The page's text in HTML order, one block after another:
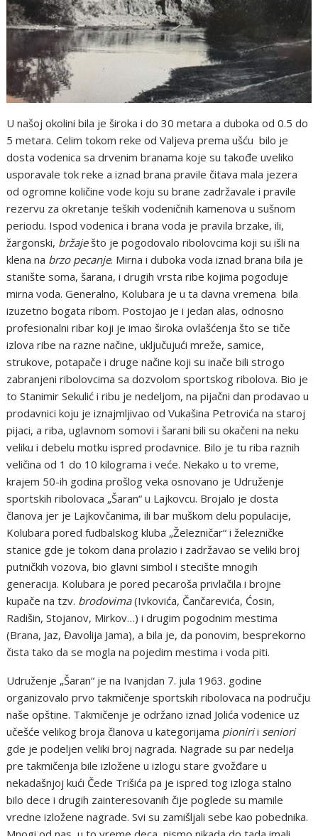
U našoj okolini bila je široka i do 30 metara a duboka od 0.5 do
5 metara. Celim tokom reke od Valjeva prema ušću bilo je
dosta vodenica sa drvenim branama koje su takođe uveliko
usporavale tok reke a iznad brana pravile čitava mala jezera
od ogromne količine vode koju su brane zadržavale i pravile
rezervu za okretanje teških vodeničnih kamenova u sušnom
periodu. Ispod vodenica i brana voda je pravila brzake, ili,
žargonski, bržaješto je pogodovalo ribolovcima koji su išli na
klena na brzo pecanje. Mirna i duboka voda iznad brana bila je
stanište soma, šarana, i drugih vrsta ribe kojima pogoduje
mirna voda. Generalno, Kolubara je u ta davna vremena bila
izuzetno bogata ribom. Postojao je i jedan alas, odnosno
profesionalni ribar koji je imao široka ovlašćenja što se tiče
izlova ribe na razne načine, uključujući mreže, samice,
strukove, potapače i druge načine koji su inače bili strogo
zabranjeni ribolovcima sa dozvolom sportskog ribolova. Bio je
to Stanimir Sekulić i ribu je nedeljom, na pijačni dan prodavao u
prodavnici koju je iznajmljivao od Vukašina Petrovića na staroj
pijaci, a riba, uglavnom somovi i šarani bili su okačeni na neku
veliku i debelu motku ispred prodavnice. Bilo je tu riba raznih
veličina od 1 do 10 kilograma i veće. Nekako u to vreme,
krajem 50-ih godina prošlog veka osnovano je Udruženje
sportskih ribolovaca „Šaran“ u Lajkovcu. Brojalo je dosta
članova jer je Lajkovčanima, ili bar muškom delu populacije,
Kolubara pored fudbalskog kluba „Železničar“ i železničke
stanice gde je tokom dana prolazio i zadržavao se veliki broj
putničkih vozova, bio glavni simbol i stecište mnogih
generacija. Kolubara je pored pecaroša privlačila i brojne
kupače na tzv. brodovima(Ivkovića, Čančarevića, Ćosin,
Radišin, Stojanov, Mirkov…) i drugim pogodnim mestima
(Brana, Jaz, Đavolija Jama), a bila je, da ponovim, besprekorno
čista tako da se mogla na pojedim mestima i voda piti.
Udruženje „Šaran“ je na Ivanjdan 7. jula 1963. godine
organizovalo prvo takmičenje sportskih ribolovaca na području
naše opštine. Takmičenje je održano iznad Jolića vodenice uz
učešće velikog broja članova u kategorijama pionirii seniori
gde je podeljen veliki broj nagrada. Nagrade su par nedelja
pre takmičenja bile izložene u izlogu stare gvožđare u
nekadašnjoj kući Čede Trišića pa je ispred tog izloga stalno
bilo dece i drugih zainteresovanih čije poglede su mamile
vredne izložene nagrade. Svi su zamišljali sebe kao pobednika.